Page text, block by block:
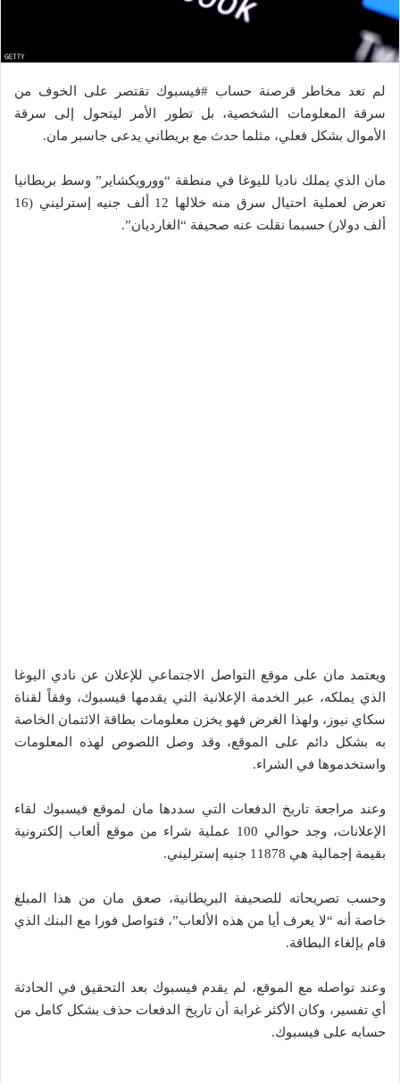
لم تعد مخاطر قرصنة حساب #فيسبوك تقتصر على الخوف من
سرقة المعلومات الشخصية، بل تطور الأمر ليتحول إلى سرقة
الأموال بشكل فعلي، مثلما حدث مع بريطاني يدعى جاسبر مان.
مان الذي يملك ناديا لليوغا في منطقة “وورويكشاير” وسط بريطانيا
تعرض لعملية احتيال سرق منه خلالها 12 ألف جنيه إسترليني (16
ألف دولار) حسبما نقلت عنه صحيفة “الغارديان”.
ويعتمد مان على موقع التواصل الاجتماعي للإعلان عن نادي اليوغا
الذي يملكه، عبر الخدمة الإعلانية التي يقدمها فيسبوك، وفقاً لقناة
سكاي نيوز، ولهذا الغرض فهو يخزن معلومات بطاقة الائتمان الخاصة
به بشكل دائم على الموقع، وقد وصل اللصوص لهذه المعلومات
واستخدموها في الشراء.
وعند مراجعة تاريخ الدفعات التي سددها مان لموقع فيسبوك لقاء
الإعلانات، وجد حوالي 100 عملية شراء من موقع ألعاب إلكترونية
بقيمة إجمالية هي 11878 جنيه إسترليني.
وحسب تصريحاته للصحيفة البريطانية، صعق مان من هذا المبلغ
خاصة أنه “لا يعرف أيا من هذه الألعاب”، فتواصل فورا مع البنك الذي
قام بإلغاء البطاقة.
وعند تواصله مع الموقع، لم يقدم فيسبوك بعد التحقيق في الحادثة
أي تفسير، وكان الأكثر غرابة أن تاريخ الدفعات حذف بشكل كامل من
حسابه على فيسبوك.